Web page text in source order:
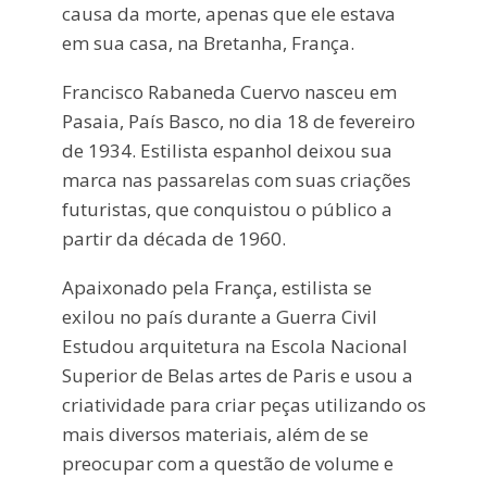
causa da morte, apenas que ele estava
em sua casa, na Bretanha, França.
Francisco Rabaneda Cuervo nasceu em
Pasaia, País Basco, no dia 18 de fevereiro
de 1934. Estilista espanhol deixou sua
marca nas passarelas com suas criações
futuristas, que conquistou o público a
partir da década de 1960.
Apaixonado pela França, estilista se
exilou no país durante a Guerra Civil
Estudou arquitetura na Escola Nacional
Superior de Belas artes de Paris e usou a
criatividade para criar peças utilizando os
mais diversos materiais, além de se
preocupar com a questão de volume e